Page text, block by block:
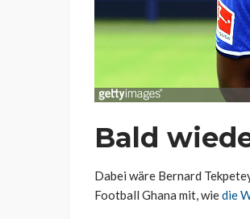
Bald
Dabei wäre Bernard
Football Ghana mit, wiedie